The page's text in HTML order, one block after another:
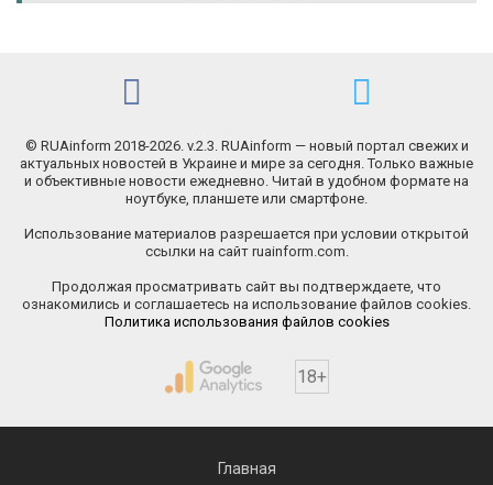
© RUAinform 2018-2026. v.2.3. RUAinform — новый портал свежих и
актуальных новостей в Украине и мире за сегодня. Только важные
и объективные новости ежедневно. Читай в удобном формате на
ноутбуке, планшете или смартфоне.
Использование материалов разрешается при условии открытой
ссылки на сайт ruainform.com.
Продолжая просматривать сайт вы подтверждаете, что
ознакомились и соглашаетесь на использование файлов cookies.
Политика использования файлов cookies
18+
Главная